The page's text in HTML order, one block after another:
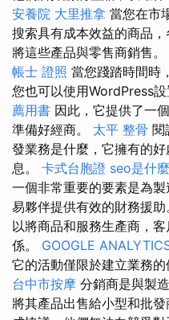
安養院 大里推拿 當您在市
搜索具有成本效益的商品
將這些產品與零售商銷售。
帳士 證照 當您踐踏時間時
您也可以使用WordPress設
薦用書 因此，它提供了一
準備好經商。 太平 整骨 閱
發業務是什麼，它擁有的
息。 卡式台胞證 seo是什麼
一個非常重要的要素是為
易夥伴提供有效的財務援
以將商品和服務生產商，
係。 GOOGLE
它的活動僅限於建立業務的
台中市按摩 分銷商是與製
將其產品出售給小型和批發